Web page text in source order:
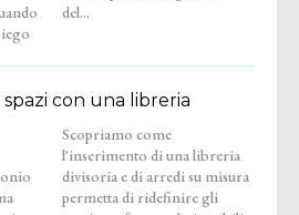
del...
con una libreria